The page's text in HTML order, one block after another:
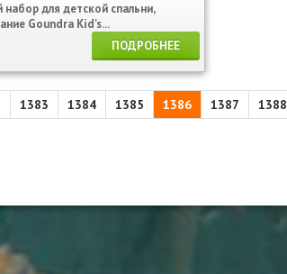
для детской спальни,
Goundra Kid's...
ПОДРОБНЕЕ
1383 1384 1385 1386 1387 1388